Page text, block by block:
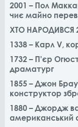
2001 – Пол
чиє майно
ХТО НАРОДИВСЯ
1338 – Карл V,
1732 – П'єр
драматург
1855 – Джон
конструктор
1880 – Джордж
американський